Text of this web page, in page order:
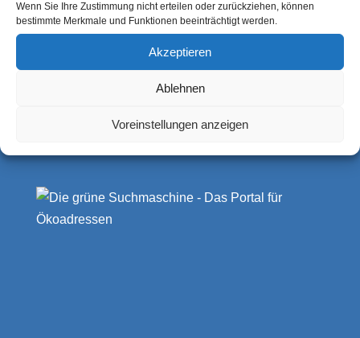
Wenn Sie Ihre Zustimmung nicht erteilen oder zurückziehen, können
bestimmte Merkmale und Funktionen beeinträchtigt werden.
Akzeptieren
Ablehnen
Voreinstellungen anzeigen
21339 Lüneburg
https://artebio.de